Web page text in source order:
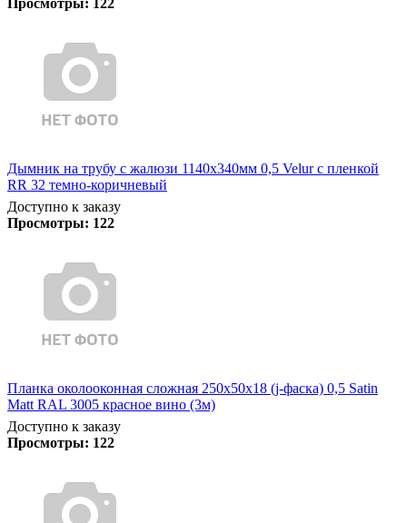
Дымник на трубу с жалюзи 1140х340мм 0,5 Velur с пленкой
RR 32 темно-коричневый
Доступно к заказу
Просмотры: 122
Планка околооконная сложная 250х50х18 (j-фаска) 0,5 Satin
Matt RAL 3005 красное вино (3м)
Доступно к заказу
Просмотры: 122